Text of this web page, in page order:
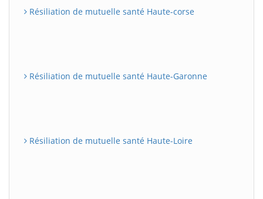
Résiliation de mutuelle santé Haute-corse
Résiliation de mutuelle santé Haute-Garonne
Résiliation de mutuelle santé Haute-Loire